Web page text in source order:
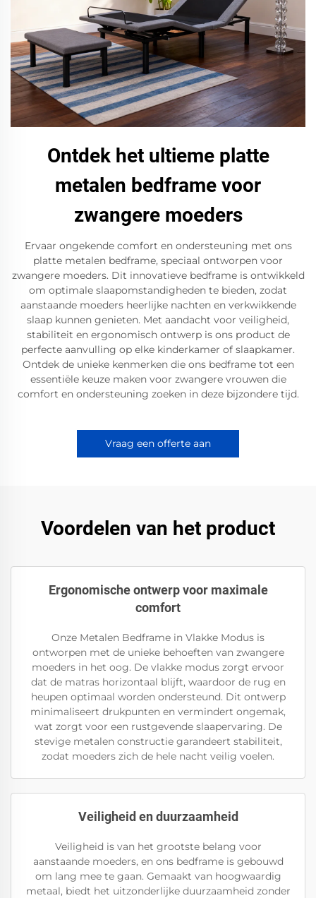
Ontdek het ultieme platte
metalen bedframe voor
zwangere moeders
Ervaar ongekende comfort en ondersteuning met ons
platte metalen bedframe, speciaal ontworpen voor
zwangere moeders. Dit innovatieve bedframe is ontwikkeld
om optimale slaapomstandigheden te bieden, zodat
aanstaande moeders heerlijke nachten en verkwikkende
slaap kunnen genieten. Met aandacht voor veiligheid,
stabiliteit en ergonomisch ontwerp is ons product de
perfecte aanvulling op elke kinderkamer of slaapkamer.
Ontdek de unieke kenmerken die ons bedframe tot een
essentiële keuze maken voor zwangere vrouwen die
comfort en ondersteuning zoeken in deze bijzondere tijd.
Vraag een offerte aan
Voordelen van het product
Ergonomische ontwerp voor maximale
comfort
Onze Metalen Bedframe in Vlakke Modus is
ontworpen met de unieke behoeften van zwangere
moeders in het oog. De vlakke modus zorgt ervoor
dat de matras horizontaal blijft, waardoor de rug en
heupen optimaal worden ondersteund. Dit ontwerp
minimaliseert drukpunten en vermindert ongemak,
wat zorgt voor een rustgevende slaapervaring. De
stevige metalen constructie garandeert stabiliteit,
zodat moeders zich de hele nacht veilig voelen.
Veiligheid en duurzaamheid
Veiligheid is van het grootste belang voor
aanstaande moeders, en ons bedframe is gebouwd
om lang mee te gaan. Gemaakt van hoogwaardig
metaal, biedt het uitzonderlijke duurzaamheid zonder